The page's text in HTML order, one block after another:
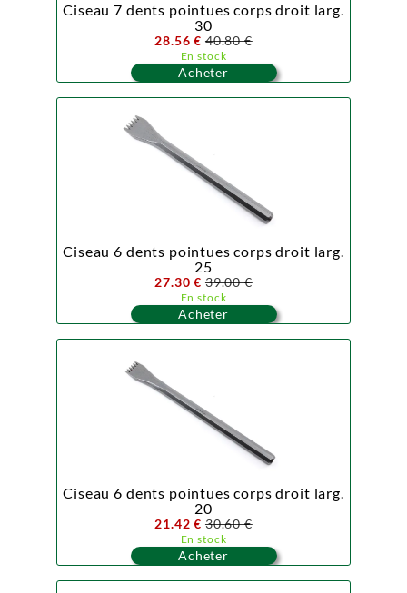
Ciseau 7 dents pointues corps droit larg.
30
28.56 € 40.80 €
En stock
Acheter
Ciseau 6 dents pointues corps droit larg.
25
27.30 € 39.00 €
En stock
Acheter
Ciseau 6 dents pointues corps droit larg.
20
21.42 € 30.60 €
En stock
Acheter